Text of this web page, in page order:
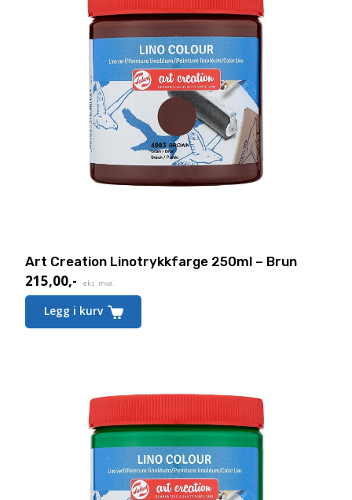
Art Creation Linotrykkfarge 250ml – Brun
215,00,- eks. mva.
Legg i kurv